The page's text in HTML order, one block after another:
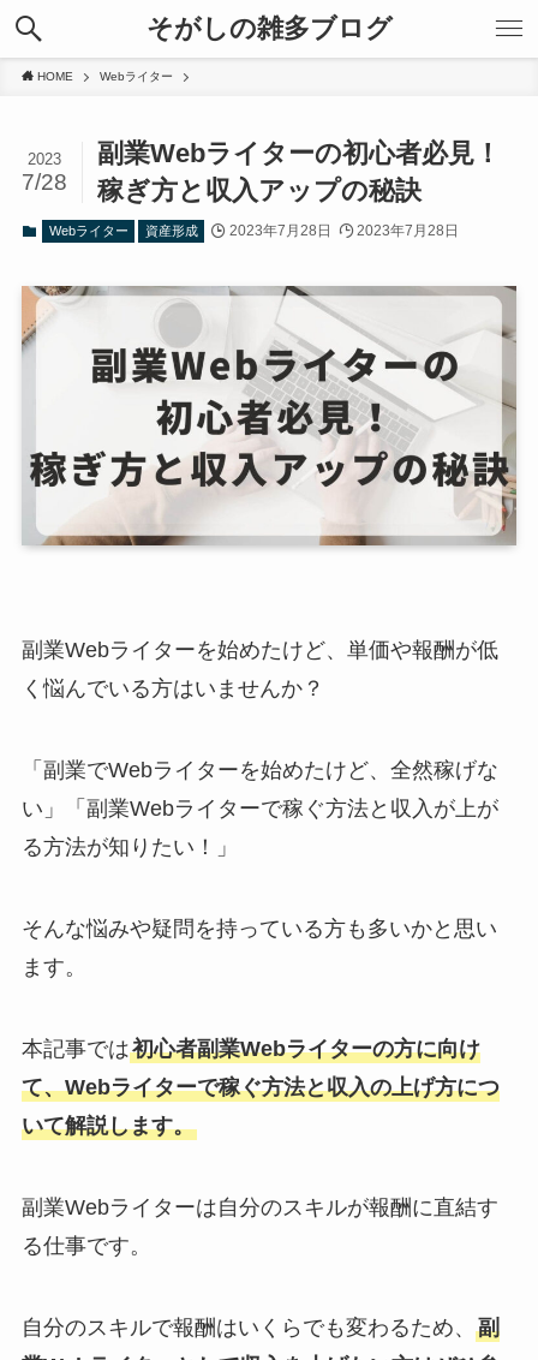
そがしの雑多ブログ
HOME Webライター
副業Webライターの初心者必見！
稼ぎ方と収入アップの秘訣
2023
7/28
Webライター 資産形成 2023年7月28日 2023年7月28日
副業Webライターを始めたけど、単価や報酬が低
く悩んでいる方はいませんか？
「副業でWebライターを始めたけど、全然稼げな
い」「副業Webライターで稼ぐ方法と収入が上が
る方法が知りたい！」
そんな悩みや疑問を持っている方も多いかと思い
ます。
本記事では初心者副業Webライターの方に向け
て、Webライターで稼ぐ方法と収入の上げ方につ
いて解説します。
副業Webライターは自分のスキルが報酬に直結す
る仕事です。
自分のスキルで報酬はいくらでも変わるため、 副